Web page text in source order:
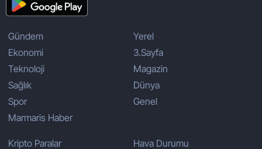
Gündem
Ekonomi
Teknoloji
Sağlık
Spor
Marmaris Haber
Yerel
3.Sayfa
Magazin
Dünya
Genel
Kripto Paralar Hava Durumu